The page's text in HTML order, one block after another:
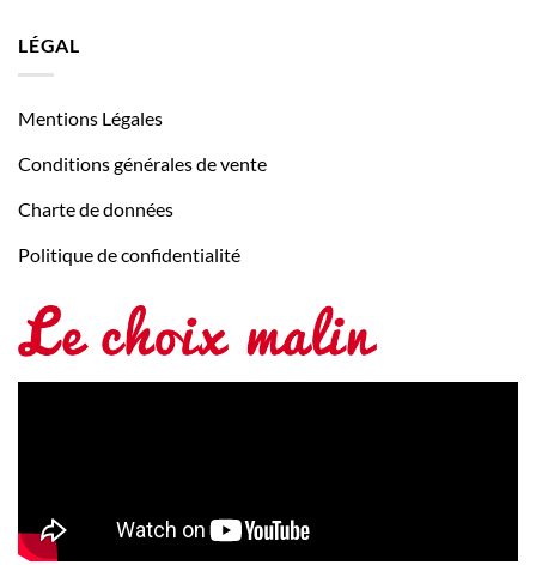
LÉGAL
Mentions Légales
Conditions générales de vente
Charte de données
Politique de confidentialité